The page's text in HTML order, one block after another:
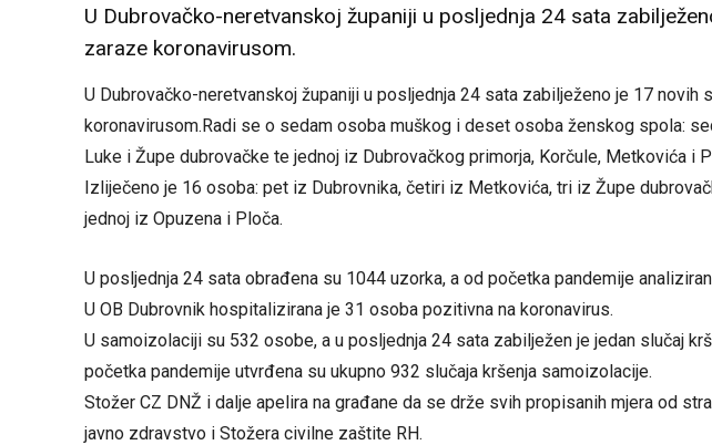
U Dubrovačko-neretvanskoj županiji u posljednja 24 sata
zaraze koronavirusom.
U Dubrovačko-neretvanskoj županiji u posljednja 24 sata zabilježeno je 17 novih
koronavirusom.Radi se o sedam osoba muškog i deset osoba ženskog spola:
Luke i Župe dubrovačke te jednoj iz Dubrovačkog primorja, Korčule, Metkovića i
Izliječeno je 16 osoba: pet iz Dubrovnika, četiri iz Metkovića, tri iz Župe
jednoj iz Opuzena i Ploča.
U posljednja 24 sata obrađena su 1044 uzorka, a od početka pandemije
U OB Dubrovnik hospitalizirana je 31 osoba pozitivna na koronavirus.
U samoizolaciji su 532 osobe, a u posljednja 24 sata zabilježen je jedan slučaj
početka pandemije utvrđena su ukupno 932 slučaja kršenja samoizolacije.
Stožer CZ DNŽ i dalje apelira na građane da se drže svih propisanih mjera od
javno zdravstvo i Stožera civilne zaštite RH.